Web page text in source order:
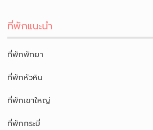
ที่พักแนะนำ
ที่พักพัทยา
ที่พักหัวหิน
ที่พักเขาใหญ่
ที่พักกระบี่